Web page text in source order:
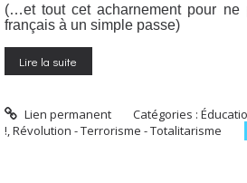
(…et tout cet achar­ne­ment pour ne
fran­çais à un simple passe)
Lire la suite
Lien permanent Catégories :
!,Révolution - Terrorisme - Totalitarisme